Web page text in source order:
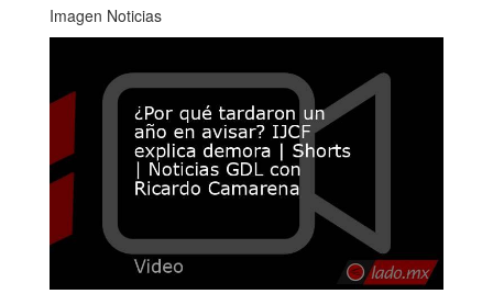
Imagen Noticias